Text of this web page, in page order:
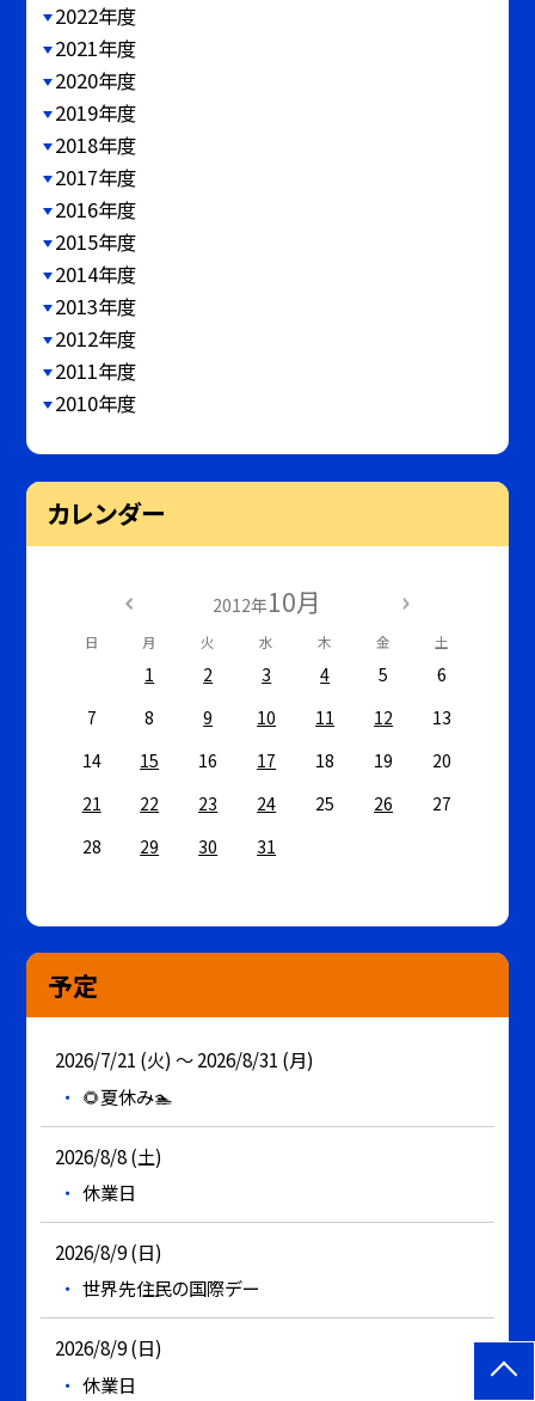
2022年度
2021年度
2020年度
2019年度
2018年度
2017年度
2016年度
2015年度
2014年度
2013年度
2012年度
2011年度
2010年度
カレンダー
2012年10月
日 月 火 水 木 金 土
1 2 3 4 5
6
7
8 9 10 11 12
13
14
15 16 17 18 19
20
21
22 23 24 25 26
27
28
29 30 31
予定
2026/7/21 (火) ～ 2026/8/31 (月)
🌻夏休み🏊
2026/8/8 (土)
休業日
2026/8/9 (日)
世界先住民の国際デー
2026/8/9 (日)
休業日